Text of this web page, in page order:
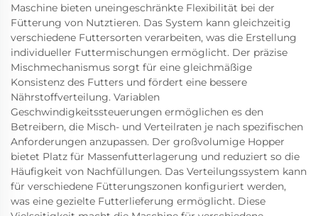
Maschine bieten uneingeschränkte Flexibilität bei der
Fütterung von Nutztieren. Das System kann gleichzeitig
verschiedene Futtersorten verarbeiten, was die Erstellung
individueller Futtermischungen ermöglicht. Der präzise
Mischmechanismus sorgt für eine gleichmäßige
Konsistenz des Futters und fördert eine bessere
Nährstoffverteilung. Variablen
Geschwindigkeitssteuerungen ermöglichen es den
Betreibern, die Misch- und Verteilraten je nach spezifischen
Anforderungen anzupassen. Der großvolumige Hopper
bietet Platz für Massenfutterlagerung und reduziert so die
Häufigkeit von Nachfüllungen. Das Verteilungssystem kann
für verschiedene Fütterungszonen konfiguriert werden,
was eine gezielte Futterlieferung ermöglicht. Diese